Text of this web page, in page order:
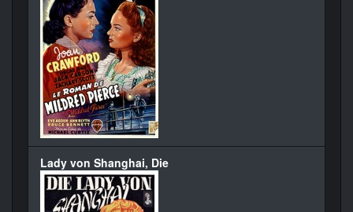
Lady von Shanghai, Die